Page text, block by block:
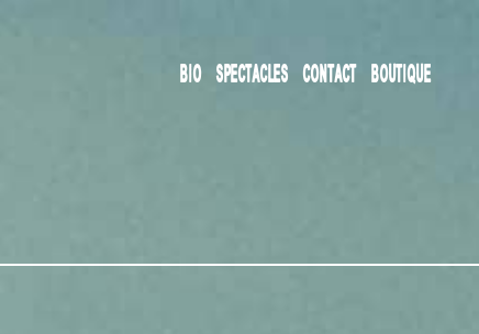
BIO SPECTACLES CONTACT BOUTIQUE